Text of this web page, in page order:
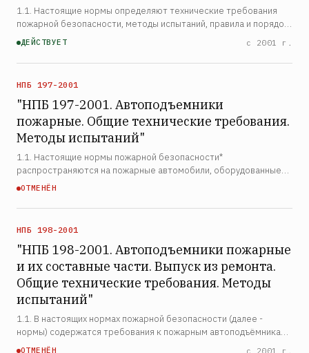
1.1. Настоящие нормы определяют технические требования
пожарной безопасности, методы испытаний, правила и порядок
оценки качества боевой одежды пожарного для работы в
районах России с умеренно холодным, холодным и очень …
ДЕЙСТВУЕТ с 2001 г.
НПБ 197-2001
"НПБ 197-2001. Автоподъемники
пожарные. Общие технические требования.
Методы испытаний"
1.1. Настоящие нормы пожарной безопасности*
распространяются на пожарные автомобили, оборудованные
специальными стационарными надстройками в виде поворотных
стрелов…
ОТМЕНЁН
НПБ 198-2001
"НПБ 198-2001. Автоподъемники пожарные
и их составные части. Выпуск из ремонта.
Общие технические требования. Методы
испытаний"
1.1. В настоящих нормах пожарной безопасности (далее -
нормы) содержатся требования к пожарным автоподъёмникам
(далее - АПК), выпущенным из капитального ремонта, а также
ОТМЕНЁН с 2001 г.